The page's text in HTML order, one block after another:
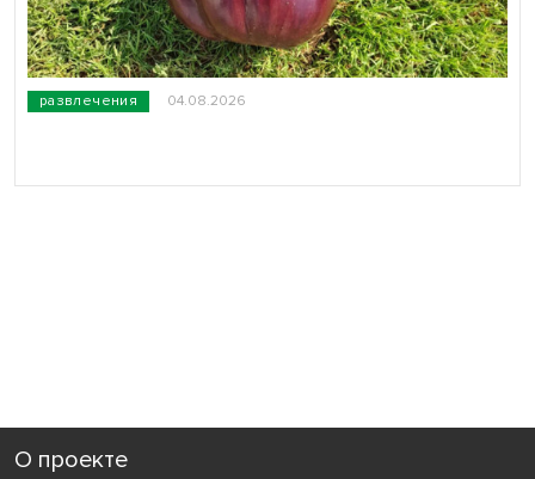
развлечения 04.08.2026
О проекте